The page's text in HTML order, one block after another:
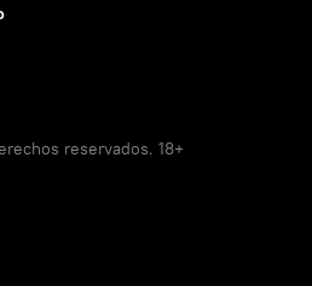
reservados. 18+